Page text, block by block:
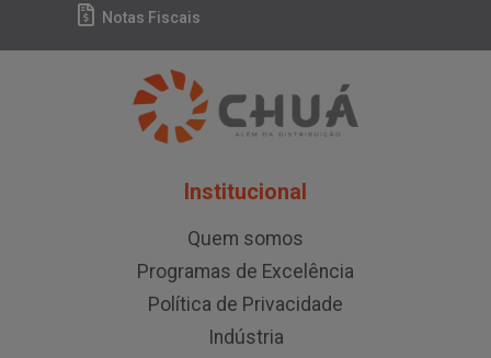
Notas Fiscais
Institucional
Quem somos
Programas de Excelência
Política de Privacidade
Indústria